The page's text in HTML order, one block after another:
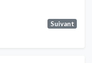
Suivant